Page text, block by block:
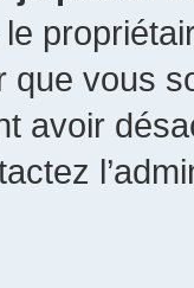
que vous
avoir